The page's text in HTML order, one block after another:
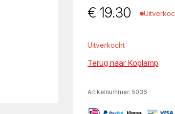
€ 19.30
Uitverkocht
Terug naar Koplamp
Artikelnummer: 5036